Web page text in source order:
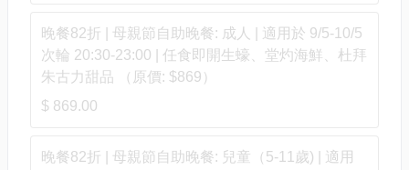
晚餐82折 | 母親節自助晚餐: 成人 | 適用於 9/5-10/5
次輪 20:30-23:00 | 任食即開生蠔、堂灼海鮮、杜拜
朱古力甜品 （原價: $869）
$ 869.00
晚餐82折 | 母親節自助晚餐: 兒童（5-11歲) | 適用